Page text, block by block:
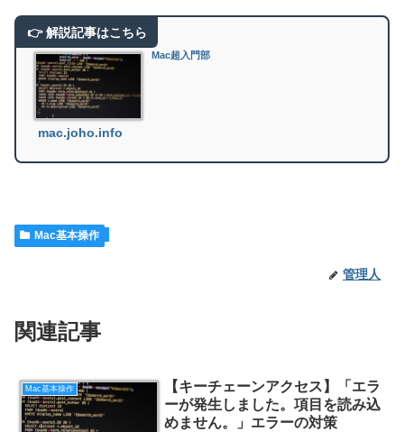
Mac超入門部
mac.joho.info
Mac基本操作
管理人
関連記事
Mac基本操作
【キーチェーンアクセス】「エラ
ーが発生しました。項目を読み込
めません。」エラーの対策